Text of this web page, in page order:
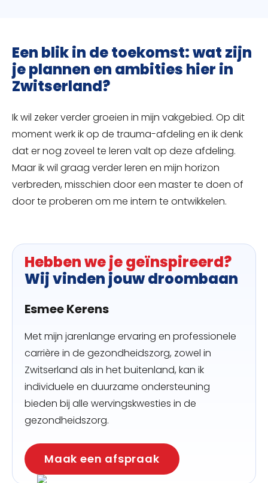
Een blik in de toekomst: wat zijn
je plannen en ambities hier in
Zwitserland?
Ik wil zeker verder groeien in mijn vakgebied. Op dit
moment werk ik op de trauma-afdeling en ik denk
dat er nog zoveel te leren valt op deze afdeling.
Maar ik wil graag verder leren en mijn horizon
verbreden, misschien door een master te doen of
door te proberen om me intern te ontwikkelen.
Hebben we je geïnspireerd?
Wij vinden jouw droombaan
Esmee Kerens
Met mijn jarenlange ervaring en professionele
carrière in de gezondheidszorg, zowel in
Zwitserland als in het buitenland, kan ik
individuele en duurzame ondersteuning
bieden bij alle wervingskwesties in de
gezondheidszorg.
Maak een afspraak